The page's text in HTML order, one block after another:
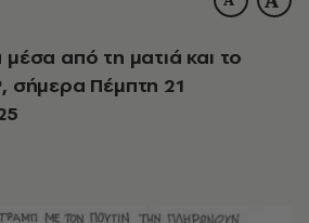
μέσα από τη ματιά και το
σήμερα Πέμπτη 21